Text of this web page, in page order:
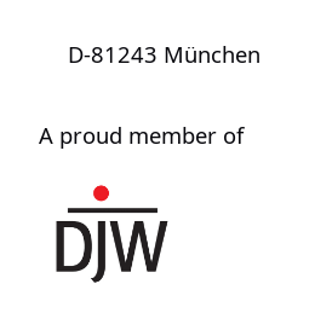
D-81243 München
A proud member of